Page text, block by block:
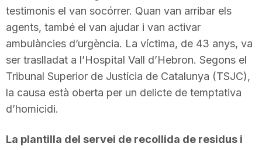
testimonis el van socórrer. Quan van arribar els
agents, també el van ajudar i van activar
ambulàncies d’urgència. La víctima, de 43 anys, va
ser traslladat a l’Hospital Vall d’Hebron. Segons el
Tribunal Superior de Justícia de Catalunya (TSJC),
la causa està oberta per un delicte de temptativa
d’homicidi.
La plantilla del servei de recollida de residus i